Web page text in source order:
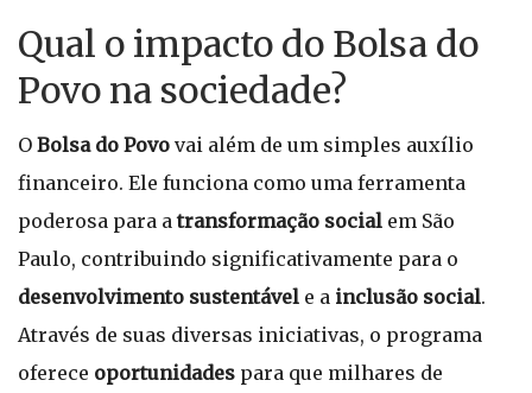
Qual o impacto do Bolsa do
Povo na sociedade?
O Bolsa do Povo vai além de um simples auxílio
financeiro. Ele funciona como uma ferramenta
poderosa para atransformação social em São
Paulo, contribuindo significativamente para o
desenvolvimento sustentável e a inclusão social.
Através de suas diversas iniciativas, o programa
oferece oportunidades para que milhares de